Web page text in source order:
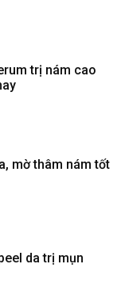
trị nám cao
mờ thâm nám tốt
da trị mụn